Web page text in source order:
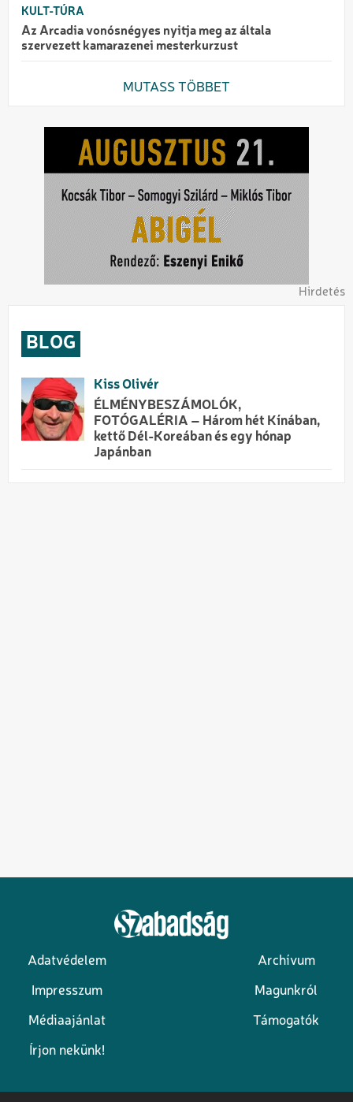
KULT-TÚRA
Az Arcadia vonósnégyes nyitja meg az általa
szervezett kamarazenei mesterkurzust
MUTASS TÖBBET
Hirdetés
BLOG
Kiss Olivér
ÉLMÉNYBESZÁMOLÓK,
FOTÓGALÉRIA – Három hét Kínában,
kettő Dél-Koreában és egy hónap
Japánban
Lábléc
Adatvédelem Archívum
Impresszum Magunkról
Médiaajánlat Támogatók
Írjon nekünk!